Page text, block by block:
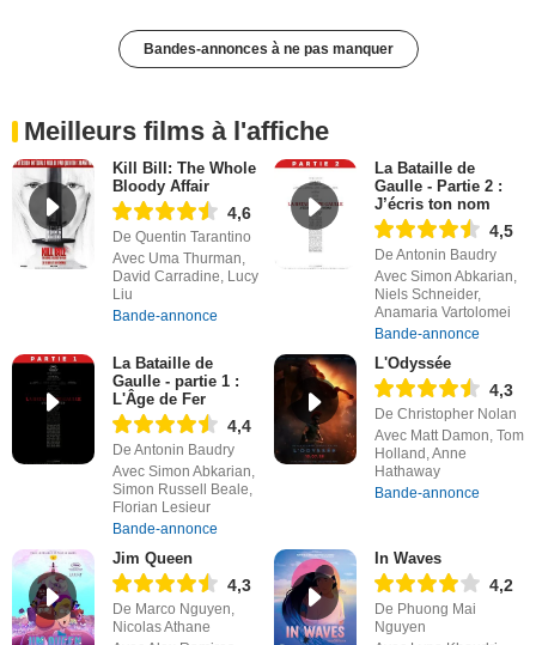
Bandes-annonces à ne pas manquer
Meilleurs films à l'affiche
Kill Bill: The Whole
Bloody Affair
4,6
De Quentin Tarantino
Avec Uma Thurman,
David Carradine, Lucy
Liu
Bande-annonce
La Bataille de
Gaulle - Partie 2 :
J’écris ton nom
4,5
De Antonin Baudry
Avec Simon Abkarian,
Niels Schneider,
Anamaria Vartolomei
Bande-annonce
La Bataille de
Gaulle - partie 1 :
L'Âge de Fer
4,4
De Antonin Baudry
Avec Simon Abkarian,
Simon Russell Beale,
Florian Lesieur
Bande-annonce
L'Odyssée
4,3
De Christopher Nolan
Avec Matt Damon, Tom
Holland, Anne
Hathaway
Bande-annonce
Jim Queen
4,3
De Marco Nguyen,
Nicolas Athane
In Waves
4,2
De Phuong Mai
Nguyen